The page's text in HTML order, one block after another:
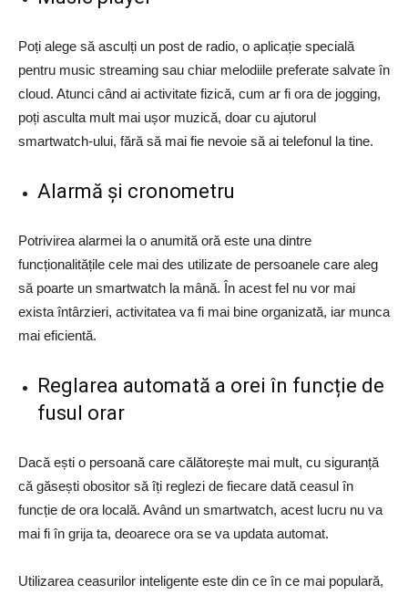
Poți alege să asculți un post de radio, o aplicație specială
pentru music streaming sau chiar melodiile preferate salvate în
cloud. Atunci când ai activitate fizică, cum ar fi ora de jogging,
poți asculta mult mai ușor muzică, doar cu ajutorul
smartwatch-ului, fără să mai fie nevoie să ai telefonul la tine.
Alarmă și cronometru
Potrivirea alarmei la o anumită oră este una dintre
funcționalitățile cele mai des utilizate de persoanele care aleg
să poarte un smartwatch la mână. În acest fel nu vor mai
exista întârzieri, activitatea va fi mai bine organizată, iar munca
mai eficientă.
Reglarea automată a orei în funcție de
fusul orar
Dacă ești o persoană care călătorește mai mult, cu siguranță
că găsești obositor să îți reglezi de fiecare dată ceasul în
funcție de ora locală. Având un smartwatch, acest lucru nu va
mai fi în grija ta, deoarece ora se va updata automat.
Utilizarea ceasurilor inteligente este din ce în ce mai populară,